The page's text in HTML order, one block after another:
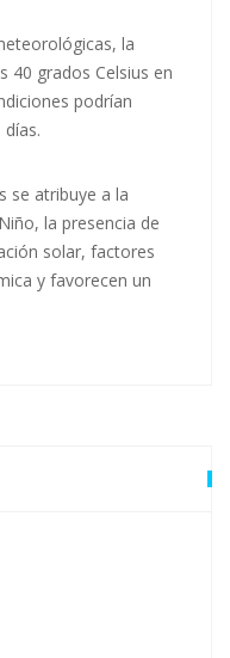
la
40 grados Celsius en
podrían
se atribuye a la
la presencia de
solar, factores
y favorecen un